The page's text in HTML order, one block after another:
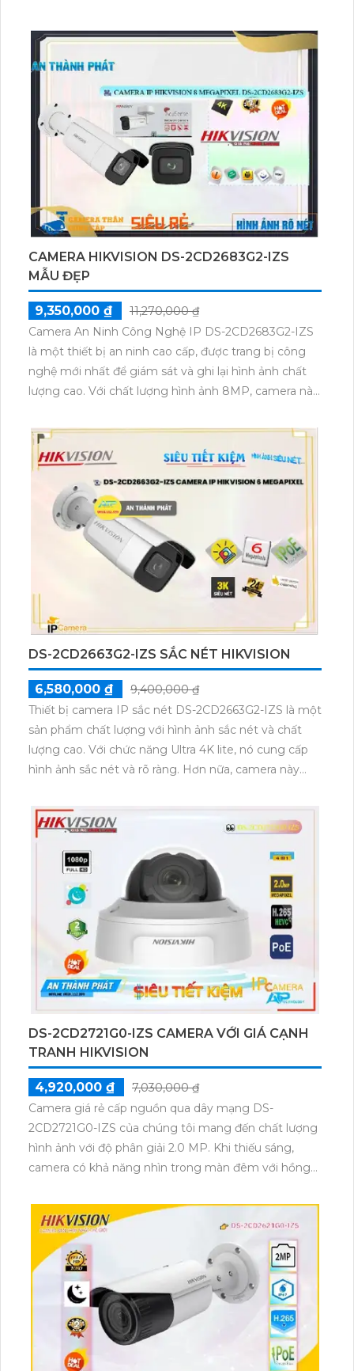
CAMERA HIKVISION DS-2CD2683G2-IZS
MẪU ĐẸP
9,350,000 ₫
11,270,000 ₫
Camera An Ninh Công Nghệ IP DS-2CD2683G2-IZS
là một thiết bị an ninh cao cấp, được trang bị công
nghệ mới nhất để giám sát và ghi lại hình ảnh chất
lượng cao. Với chất lượng hình ảnh 8MP, camera này
độ chi tiết sắc nét. Camera có khả năng xoay ngang
và góc rộng, giúp bạn theo dõi được di chuyển của
đối tượng một cách dễ dàng. Hơn nữa, camera còn
có khả năng chống ánh sáng mạnh và chống thấm
nước, giúp nó hoạt động tốt trong mọi điều kiện thời
tiết. Với sự tiện ích và tính năng an ninh vượt trội,
Camera An Ninh Công Nghệ IP DS-2CD2683G2-IZS
là lựa chọn hoàn hảo cho việc bảo vệ ngôi nhà hoặc
cơ sở kinh doanh của bạn.
DS-2CD2663G2-IZS SẮC NÉT HIKVISION
6,580,000 ₫
9,400,000 ₫
Thiết bị camera IP sắc nét DS-2CD2663G2-IZS là một
sản phẩm chất lượng với hình ảnh sắc nét và chất
lượng cao. Với chức năng Ultra 4K lite, nó cung cấp
hình ảnh sắc nét và rõ ràng. Hơn nữa, camera này
phép nhìn rõ hình ảnh ban đêm với tầm nhìn Hồng
Ngoại lên đến 60m. Với thiết kế thân kim loại chắc
chắn, nó rất phù hợp để sử dụng trong các công
trình. Camera này cũng hỗ trợ công nghệ IP, dễ
dàng nâng cấp và tích hợp vào hệ thống camera
hiện có. Ngoài ra, nó còn tích hợp khả năng Công
Nghệ AI Báo động thông minh, giúp hạn chế báo
động giả. Overall, DS-2CD2663G2-IZS là một sự lựa
chọn tuyệt vời cho hệ thống giám sát an ninh của
bạn.
DS-2CD2721G0-IZS CAMERA VỚI GIÁ CẠNH
TRANH HIKVISION
4,920,000 ₫
7,030,000 ₫
Camera giá rẻ cấp nguồn qua dây mạng DS-
2CD2721G0-IZS của chúng tôi mang đến chất lượng
hình ảnh với độ phân giải 2.0 MP. Khi thiếu sáng,
camera có khả năng nhìn trong màn đêm với hồng
hợp cho các dự án dân dụng. Camera sử dụng công
nghệ IP POE giúp xử lý hình ảnh với độ sáng đẹp.
Công nghệ hồng ngoại SMD giúp tái tạo hình ảnh rõ
nét trong điều kiện ánh sáng kém. Camera dome
kim loại này có thiết kế thu hút với khả năng thu âm
to và rõ ràng.